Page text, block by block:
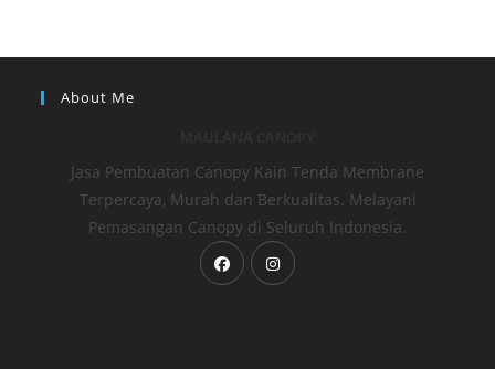
About Me
Jasa Pembuatan Canopy Kain Tenda Membrane
Terpercaya, Murah dan Berkualitas. Melayani
Pemasangan Canopy di Seluruh Indonesia.
Opens
in